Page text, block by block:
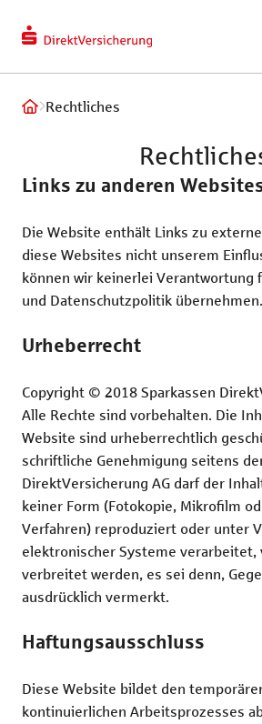
eVB-Nummer
GAPcare – die Kaufpreis­
Fahrradversicherung
Rechtsschutzversicherung
ändern
Rechtliches
Links zu anderen
Die Website enthält Links zu
diese Websites nicht unserem
können wir keinerlei Verantwortung
und Datenschutzpolitik übernehmen.
Urheberrecht
Copyright © 2018 Sparkassen
Alle Rechte sind vorbehalten. Die
Website sind urheberrechtlich
schriftliche Genehmigung seitens
DirektVersicherung AG darf der
keiner Form (Fotokopie, Mikrofilm
Verfahren) reproduziert oder unter
elektronischer Systeme
verbreitet werden, es sei denn,
ausdrücklich vermerkt.
Haftungsausschluss
Diese Website bildet den
kontinuierlichen Arbeitsprozesses